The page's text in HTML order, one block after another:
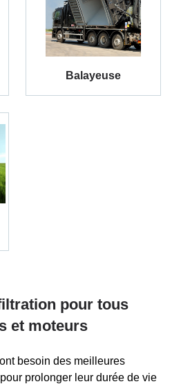
Balayeuse
pour tous
et moteurs
besoin des meilleures
prolonger leur durée de vie